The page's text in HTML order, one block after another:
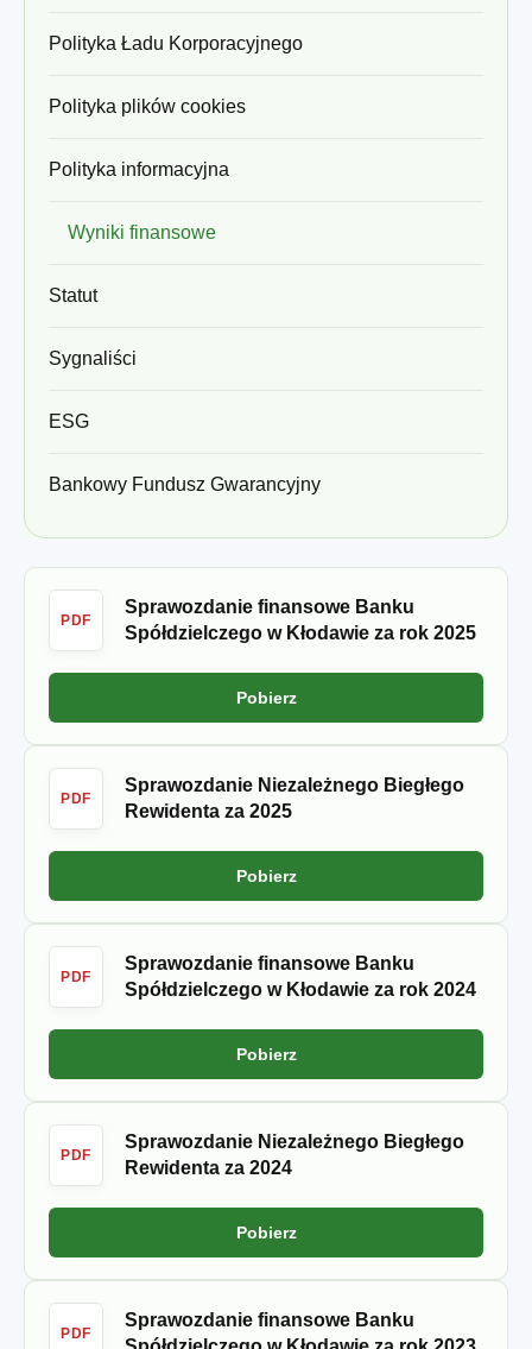
Polityka Ładu Korporacyjnego
Polityka plików cookies
Polityka informacyjna
Wyniki finansowe
Statut
Sygnaliści
ESG
Bankowy Fundusz Gwarancyjny
PDF
Sprawozdanie finansowe Banku
Spółdzielczego w Kłodawie za rok 2025
Pobierz
PDF
Sprawozdanie Niezależnego Biegłego
Rewidenta za 2025
Pobierz
PDF
Sprawozdanie finansowe Banku
Spółdzielczego w Kłodawie za rok 2024
Pobierz
PDF
Sprawozdanie Niezależnego Biegłego
Rewidenta za 2024
Pobierz
PDF
Sprawozdanie finansowe Banku